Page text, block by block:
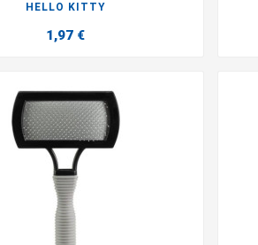
HELLO KITTY
1,97 €